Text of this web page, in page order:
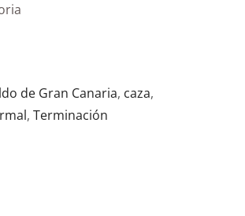
de Gran Canaria, caza,
, Terminación